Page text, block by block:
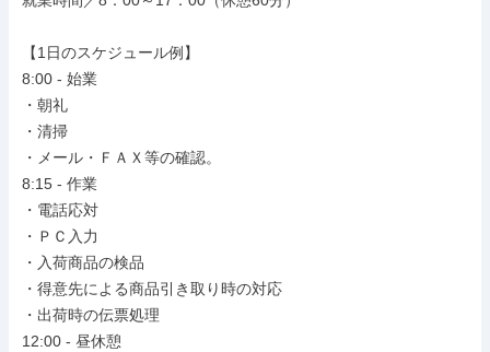
【1日のスケジュール例】
8:00 - 始業
・朝礼
・清掃
・メール・ＦＡＸ等の確認。
8:15 - 作業
・電話応対
・ＰＣ入力
・入荷商品の検品
・得意先による商品引き取り時の対応
・出荷時の伝票処理
12:00 - 昼休憩